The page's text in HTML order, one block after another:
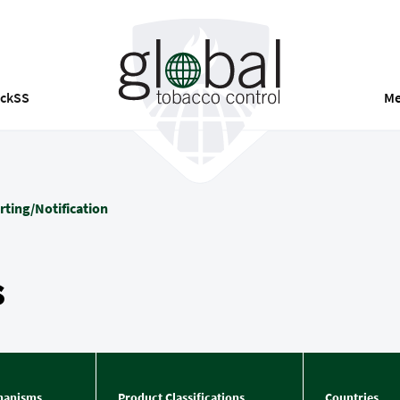
Notification